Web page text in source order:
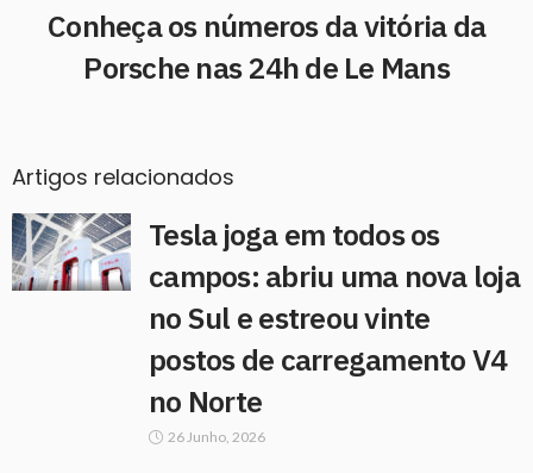
Conheça os números da vitória da
Porsche nas 24h de Le Mans
Artigos relacionados
Tesla joga em todos os
campos: abriu uma nova loja
no Sul e estreou vinte
postos de carregamento V4
no Norte
26 Junho, 2026